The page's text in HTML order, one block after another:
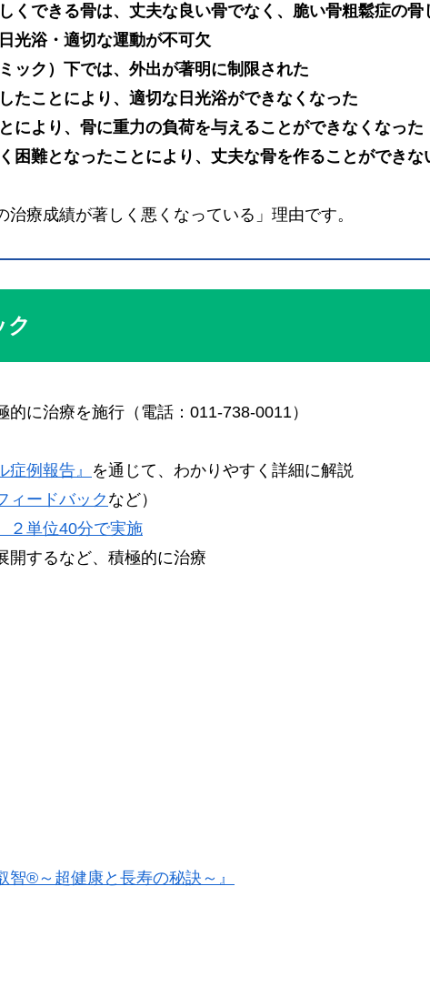
できる骨は、丈夫な良い骨でなく、脆い骨粗鬆症の骨
光浴・適切な運動が不可欠
ック）下では、外出が著明に制限された
ことにより、適切な日光浴ができなくなった
より、骨に重力の負荷を与えることができなくなった
難となったことにより、丈夫な骨を作ることができ
療成績が著しく悪くなっている」理由です。
ク
に治療を施行（電話：011-738-0011）
症例報告』 を通じて、わかりやすく詳細に解説
ィードバックなど）
２単位40分で実施
開するなど、積極的に治療
智®～超健康と長寿の秘訣～』